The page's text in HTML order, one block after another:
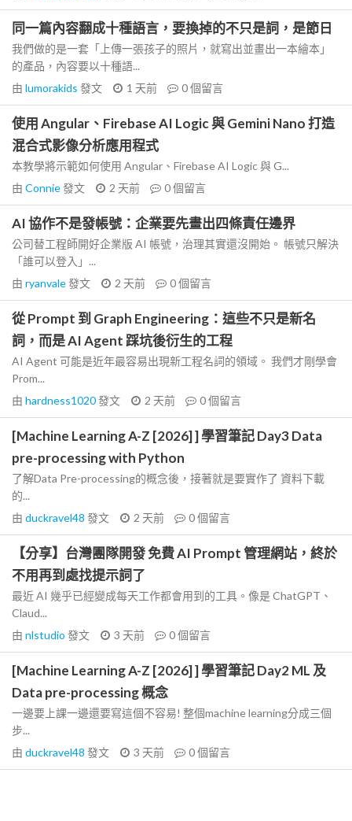
同一篇內容翻成十種語言，要換掉的不只是詞，是節日
我們做的是一套「上傳一張孩子的照片，就寫出並畫出一本繪本」
的產品，內容要以十種語...
由 lumorakids 發文 1 天前 0個留言
使用 Angular、Firebase AI Logic 與 Gemini Nano 打造
混合式影像分析應用程式
本教學將示範如何使用 Angular、Firebase AI Logic 與 G...
由 Connie發文 2 天前 0個留言
AI 協作不是發帳號：企業要先畫出四條責任邊界
公司替工程師開好企業版 AI 帳號，治理其實還沒開始。 帳號只解決
「誰可以登入」...
由 ryanvale發文 2 天前 0個留言
從 Prompt 到 Graph Engineering：這些不只是新名
詞，而是 AI Agent 踩坑後衍生的工程
AI Agent 可能是近年最容易出現新工程名詞的領域。 我們才剛學會
Prom...
由 hardness1020發文 2 天前 0個留言
[Machine Learning A-Z [2026] ] 學習筆記 Day3 Data
pre-processing with Python
了解Data Pre-processing的概念後，接著就是要實作了 資料下載
的...
由 duckravel48 發文 2 天前 0個留言
【分享】台灣團隊開發 免費 AI Prompt 管理網站，終於
不用再到處找提示詞了
最近 AI 幾乎已經變成每天工作都會用到的工具。像是 ChatGPT、
Claud...
由 nlstudio 發文 3 天前 0個留言
[Machine Learning A-Z [2026] ] 學習筆記 Day2 ML 及
Data pre-processing 概念
一邊要上課一邊還要寫這個不容易! 整個machine learning分成三個
步...
由 duckravel48 發文 3 天前 0個留言